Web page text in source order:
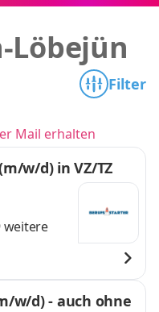
Löbejün
Filter
Mail erhalten
w/d) in VZ/TZ
weitere
w/d) - auch ohne